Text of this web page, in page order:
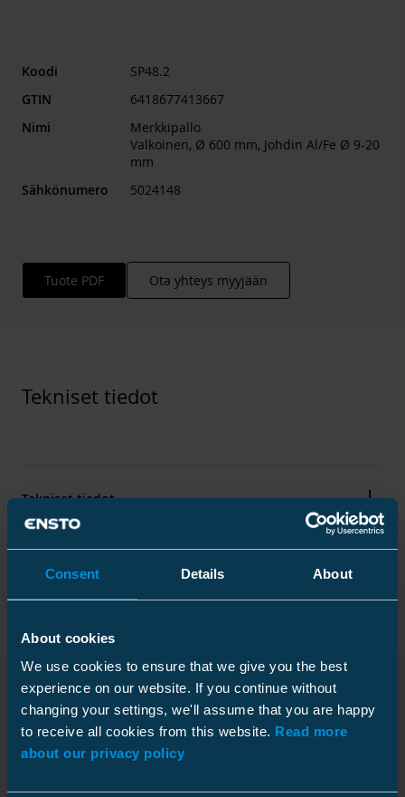
Consent Details About
About cookies
We use cookies to ensure that we give you the best
experience on our website. If you continue without
changing your settings, we'll assume that you are happy
to receive all cookies from this website. Read more
about our privacy policy
Koodi
SP48.2
GTIN
6418677413667
Nimi
Merkkipallo
Valkoinen, Ø 600 mm, Johdin Al/Fe Ø 9-20
mm
Sähkönumero
5024148
Tuote PDF Ota yhteys myyjään
Tekniset tiedot
Tekniset tiedot
Värit
Väri Valkoinen
Mitat
Paino
6.11 kg
Muovipussi
Pakkauskoko
Syvyys
300 mm
Ladattavat tiedostot